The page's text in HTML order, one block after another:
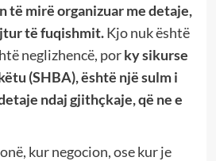
të mirë organizuar me detaje,
të fuqishmit.Kjo nuk është
neglizhencë, porky sikurse
(SHBA), është një sulm i
ndaj gjithçkaje, që ne e
kur negocion, ose kur je